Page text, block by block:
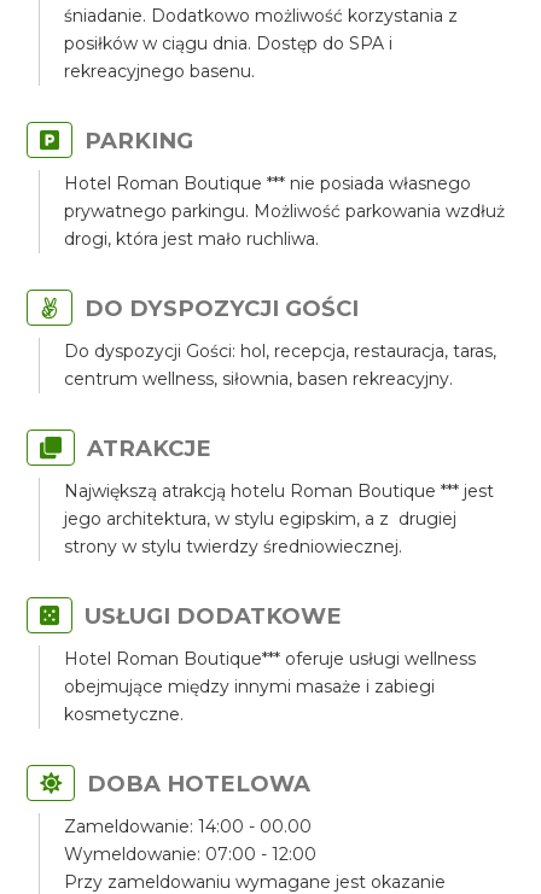
śniadanie. Dodatkowo możliwość korzystania z
posiłków w ciągu dnia. Dostęp do SPA i
rekreacyjnego basenu.
PARKING
Hotel Roman Boutique *** nie posiada własnego
prywatnego parkingu. Możliwość parkowania wzdłuż
drogi, która jest mało ruchliwa.
DO DYSPOZYCJI GOŚCI
Do dyspozycji Gości: hol, recepcja, restauracja, taras,
centrum wellness, siłownia, basen rekreacyjny.
ATRAKCJE
Największą atrakcją hotelu Roman Boutique *** jest
jego architektura, w stylu egipskim, a z drugiej
strony w stylu twierdzy średniowiecznej.
USŁUGI DODATKOWE
Hotel Roman Boutique*** oferuje usługi wellness
obejmujące między innymi masaże i zabiegi
kosmetyczne.
DOBA HOTELOWA
Zameldowanie: 14:00 - 00.00
Wymeldowanie: 07:00 - 12:00
Przy zameldowaniu wymagane jest okazanie